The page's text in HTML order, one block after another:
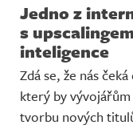
Jedno z
s
inteligence
Zdá se, že nás
který by
tvorbu nových